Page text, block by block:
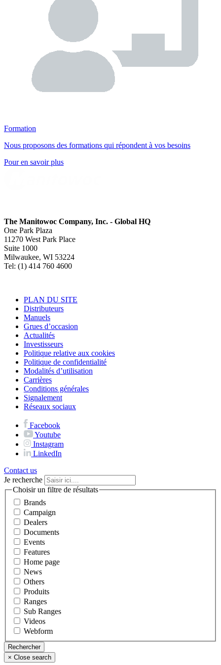
Formation
Nous proposons des formations qui répondent à vos besoins
Pour en savoir plus
The Manitowoc Company, Inc. - Global HQ
One Park Plaza
11270 West Park Place
Suite 1000
Milwaukee, WI 53224
Tel: (1) 414 760 4600
PLAN DU SITE
Distributeurs
Manuels
Grues d’occasion
Actualités
Investisseurs
Politique relative aux cookies
Politique de confidentialité
Modalités d’utilisation
Carrières
Conditions générales
Signalement
Réseaux sociaux
Facebook
Youtube
Instagram
LinkedIn
Contact us
Je recherche
Choisir un filtre de résultats
Brands
Campaign
Dealers
Documents
Events
Features
Home page
News
Others
Produits
Ranges
Sub Ranges
Videos
Webform
× Close search